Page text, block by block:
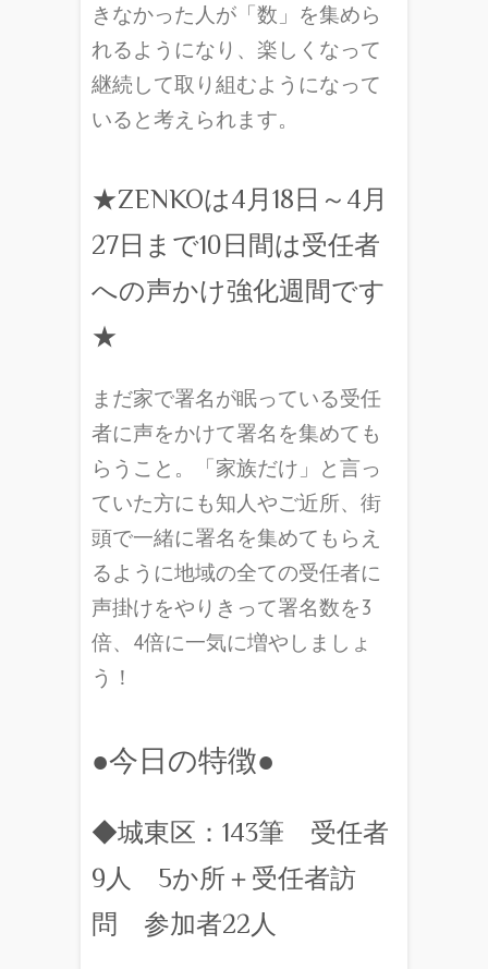
きなかった人が「数」を集めら
れるようになり、楽しくなって
継続して取り組むようになって
いると考えられます。
★ZENKOは4月18日～4月
27日まで10日間は受任者
への声かけ強化週間です
★
まだ家で署名が眠っている受任
者に声をかけて署名を集めても
らうこと。「家族だけ」と言っ
ていた方にも知人やご近所、街
頭で一緒に署名を集めてもらえ
るように地域の全ての受任者に
声掛けをやりきって署名数を3
倍、4倍に一気に増やしましょ
う！
●今日の特徴●
◆城東区：143筆 受任者
9人 5か所＋受任者訪
問 参加者22人